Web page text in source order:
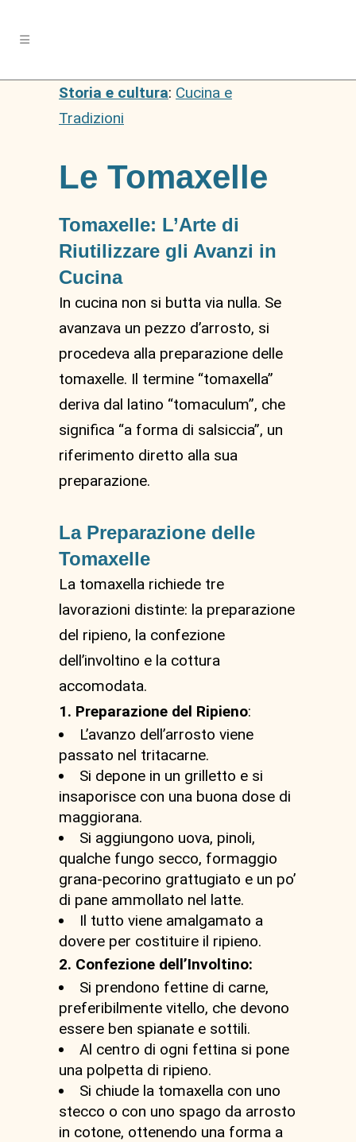
Storia e cultura: Cucina e
Tradizioni
Le Tomaxelle
Tomaxelle: L’Arte di
Riutilizzare gli Avanzi in
Cucina
In cucina non si butta via nulla. Se
avanzava un pezzo d’arrosto, si
procedeva alla preparazione delle
tomaxelle. Il termine “tomaxella”
deriva dal latino “tomaculum”, che
significa “a forma di salsiccia”, un
riferimento diretto alla sua
preparazione.
La Preparazione delle
Tomaxelle
La tomaxella richiede tre
lavorazioni distinte: la preparazione
del ripieno, la confezione
dell’involtino e la cottura
accomodata.
1. Preparazione del Ripieno:
L’avanzo dell’arrosto viene
passato nel tritacarne.
Si depone in un grilletto e si
insaporisce con una buona dose di
maggiorana.
Si aggiungono uova, pinoli,
qualche fungo secco, formaggio
grana-pecorino grattugiato e un po’
di pane ammollato nel latte.
Il tutto viene amalgamato a
dovere per costituire il ripieno.
2. Confezione dell’Involtino:
Si prendono fettine di carne,
preferibilmente vitello, che devono
essere ben spianate e sottili.
Al centro di ogni fettina si pone
una polpetta di ripieno.
Si chiude la tomaxella con uno
stecco o con uno spago da arrosto
in cotone, ottenendo una forma a